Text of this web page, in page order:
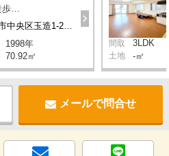
1998年
70.92㎡
間取 3LDK
土地 -㎡
メールで問合せ